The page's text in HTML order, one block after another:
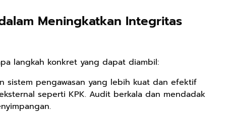
Meningkatkan Integritas
langkah konkret yang dapat diambil:
sistem pengawasan yang lebih kuat dan efektif
seperti KPK. Audit berkala dan mendadak
Kumpulan Puisi
Anyarmart
Poetry Book
Anyarmart
Cerpen – Wisnu
Anyarmart
Rp71.706